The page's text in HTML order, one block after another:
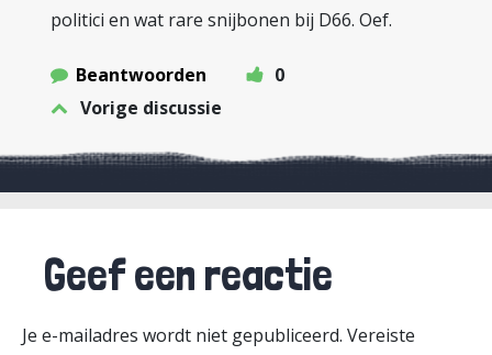
politici en wat rare snijbonen bij D66. Oef.
Beantwoorden
0
Vorige discussie
Geef een reactie
Je e-mailadres wordt niet gepubliceerd. Vereiste